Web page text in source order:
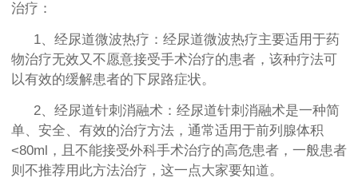
治疗：
1、经尿道微波热疗：经尿道微波热疗主要适用于药
物治疗无效又不愿意接受手术治疗的患者，该种疗法可
以有效的缓解患者的下尿路症状。
2、经尿道针刺消融术：经尿道针刺消融术是一种简
单、安全、有效的治疗方法，通常适用于前列腺体积
<80ml，且不能接受外科手术治疗的高危患者，一般患者
则不推荐用此方法治疗，这一点大家要知道。